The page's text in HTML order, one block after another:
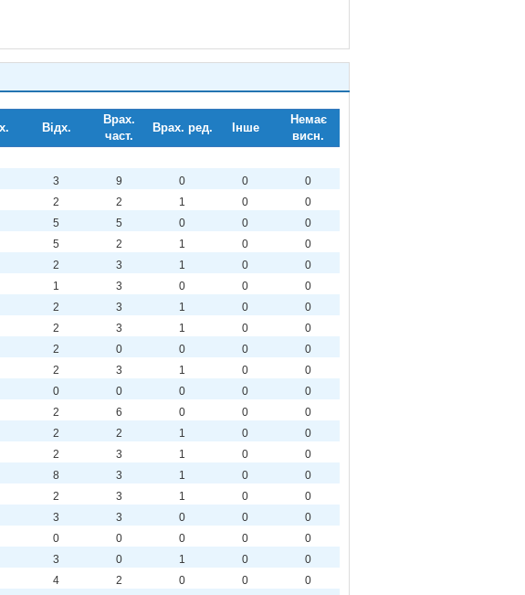
Відх.
Врах.
част.
Врах. ред. Інше
Немає
висн.
3 9 0 0
0
2 2 1 0
0
5 5 0 0
0
5 2 1 0
0
2 3 1 0
0
1 3 0 0
0
2 3 1 0
0
2 3 1 0
0
2 0 0 0
0
2 3 1 0
0
0 0 0 0
0
2 6 0 0
0
2 2 1 0
0
2 3 1 0
0
8 3 1 0
0
2 3 1 0
0
3 3 0 0
0
0 0 0 0
0
3 0 1 0
0
4 2 0 0 0